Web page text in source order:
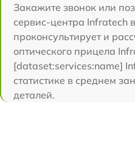
Закажите звонок или
сервис-центра Infratech
проконсультирует и
оптического прицела
[dataset:services:name]
статистике в среднем
деталей.